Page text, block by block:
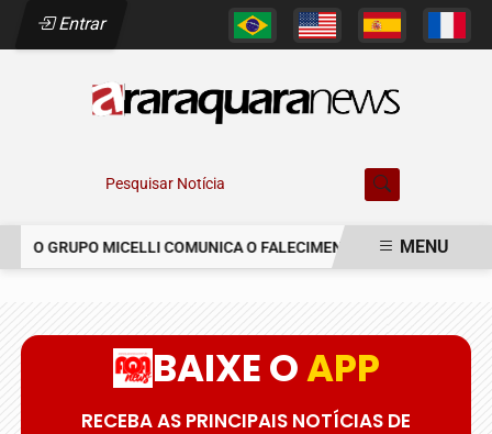
Entrar
Pesquisar Notícia
O GRUPO MICELLI COMUNICA O FALECIMENTO DO SR. MARCELO
MENU
BAIXE OAPP
RECEBA AS PRINCIPAIS NOTÍCIAS DE